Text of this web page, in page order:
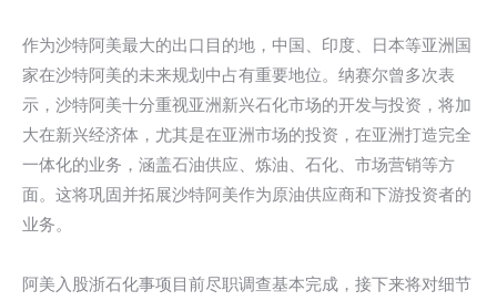
作为沙特阿美最大的出口目的地，中国、印度、日本等亚洲国
家在沙特阿美的未来规划中占有重要地位。纳赛尔曾多次表
示，沙特阿美十分重视亚洲新兴石化市场的开发与投资，将加
大在新兴经济体，尤其是在亚洲市场的投资，在亚洲打造完全
一体化的业务，涵盖石油供应、炼油、石化、市场营销等方
面。这将巩固并拓展沙特阿美作为原油供应商和下游投资者的
业务。
阿美入股浙石化事项目前尽职调查基本完成，接下来将对细节